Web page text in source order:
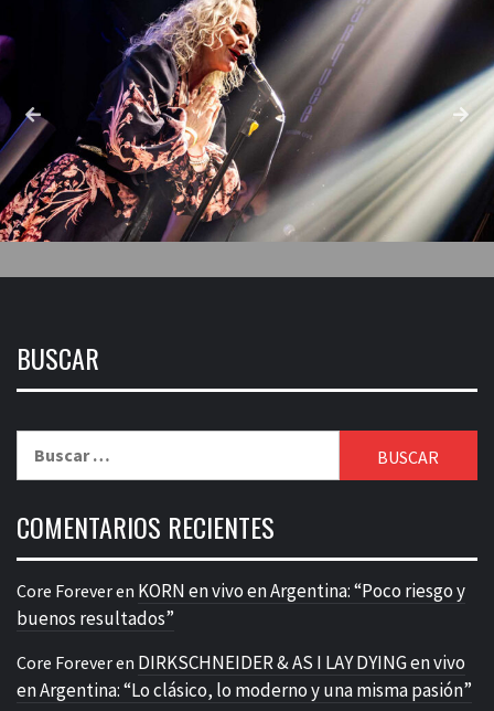
BUSCAR
COMENTARIOS RECIENTES
Core Foreveren KORN en vivo en Argentina: “Poco riesgo y
buenos resultados”
Core Foreveren DIRKSCHNEIDER & AS I LAY DYING en vivo
en Argentina: “Lo clásico, lo moderno y una misma pasión”